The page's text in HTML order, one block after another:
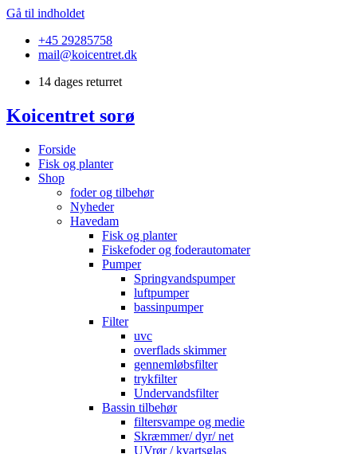
Gå til indholdet
+45 29285758
mail@koicentret.dk
14 dages returret
Koicentret sorø
Forside
Fisk og planter
Shop
foder og tilbehør
Nyheder
Havedam
Fisk og planter
Fiskefoder og foderautomater
Pumper
Springvandspumper
luftpumper
bassinpumper
Filter
uvc
overflads skimmer
gennemløbsfilter
trykfilter
Undervandsfilter
Bassin tilbehør
filtersvampe og medie
Skræmmer/ dyr/ net
UVrør / kvartsglas